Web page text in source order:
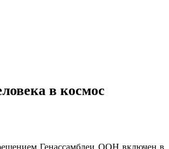
в космос
Генассамблеи ООН включен в